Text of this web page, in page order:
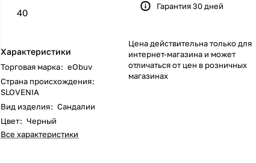
40
Характеристики
Торговая марка: eObuv
Страна происхождения:
SLOVENIA
Вид изделия: Сандалии
Цвет: Черный
Все характеристики
Гарантия 30 дней
Цена действительна только для
интернет-магазина и может
отличаться от цен в розничных
магазинах